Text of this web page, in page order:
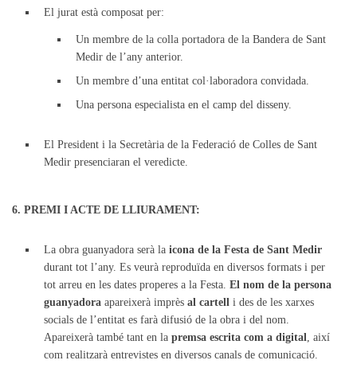
El jurat està composat per:
Un membre de la colla portadora de la Bandera de Sant
Medir de l’any anterior.
Un membre d’una entitat col·laboradora convidada.
Una persona especialista en el camp del disseny.
El President i la Secretària de la Federació de Colles de Sant
Medir presenciaran el veredicte.
6. PREMI I ACTE DE LLIURAMENT:
La obra guanyadora serà la icona de la Festa de Sant Medir
durant tot l’any. Es veurà reproduïda en diversos formats i per
tot arreu en les dates properes a la Festa. El nom de la persona
guanyadora apareixerà imprès al cartell i des de les xarxes
socials de l’entitat es farà difusió de la obra i del nom.
Apareixerà també tant en la premsa escrita com a digital , així
com realitzarà entrevistes en diversos canals de comunicació.